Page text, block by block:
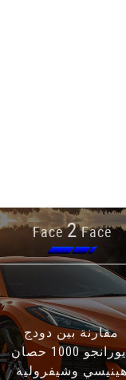
Face2Face
مقارنة بين دودج
ديورانجو 1000 حصان
وشيفروليه